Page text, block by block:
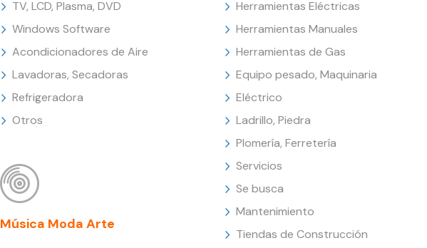
TV, LCD, Plasma, DVD
Windows Software
Acondicionadores de Aire
Lavadoras, Secadoras
Refrigeradora
Otros
Música Moda Arte
Herramientas Eléctricas
Herramientas Manuales
Herramientas de Gas
Equipo pesado, Maquinaria
Eléctrico
Ladrillo, Piedra
Plomería, Ferretería
Servicios
Se busca
Mantenimiento
Tiendas de Construcción